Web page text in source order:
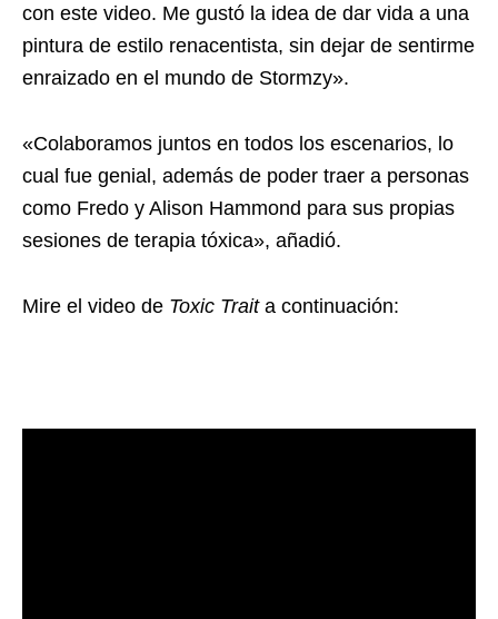
con este video. Me gustó la idea de dar vida a una
pintura de estilo renacentista, sin dejar de sentirme
enraizado en el mundo de Stormzy».
«Colaboramos juntos en todos los escenarios, lo
cual fue genial, además de poder traer a personas
como Fredo y Alison Hammond para sus propias
sesiones de terapia tóxica», añadió.
Mire el video de Toxic Traita continuación: